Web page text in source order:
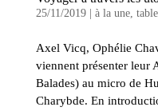
25/11/2019| à la une,
Axel Vicq, Ophélie
viennent présenter leur
Balades) au micro de
Charybde. En